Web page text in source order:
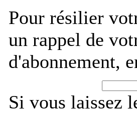
Pour résilier
un rappel de
d'abonnement,
Si vous laissez